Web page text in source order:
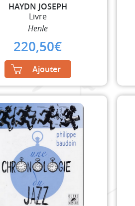
HAYDN JOSEPH
Livre
Henle
220,50€
Ajouter